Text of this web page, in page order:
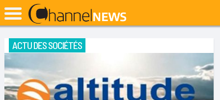
ACTU DES SOCIÉTÉS